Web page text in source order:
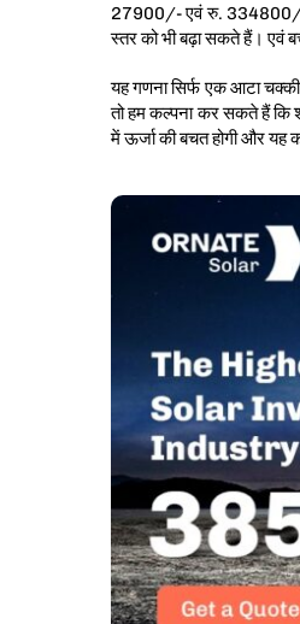
27900/- एवं रु. 334800/-
स्तर को भी बढ़ा सकते हैं। एवं
यह गणना सिर्फ एक आटा
तो हम कल्पना कर सकते हैं कि
में ऊर्जा की बचत होगी और यह